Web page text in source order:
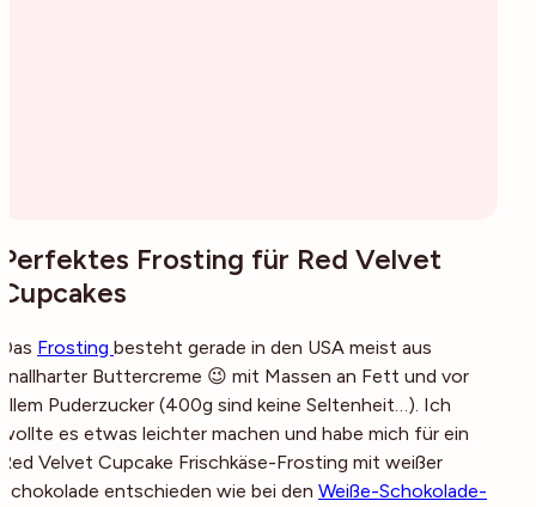
Perfektes Frosting für Red Velvet
Cupcakes
Das Frosting besteht gerade in den USA meist aus
knallharter Buttercreme 😉 mit Massen an Fett und vor
allem Puderzucker (400g sind keine Seltenheit…). Ich
wollte es etwas leichter machen und habe mich für ein
Red Velvet Cupcake Frischkäse-Frosting mit weißer
Schokolade entschieden wie bei den Weiße-Schokolade-